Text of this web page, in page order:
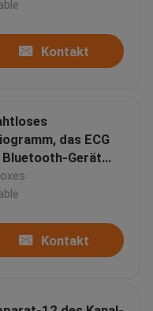
Kontakt
das ECG
Gerät
Kontakt